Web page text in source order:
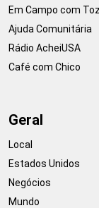
Em Campo com
Ajuda Comunitária
Rádio AcheiUSA
Café com Chico
Geral
Local
Estados Unidos
Negócios
Mundo